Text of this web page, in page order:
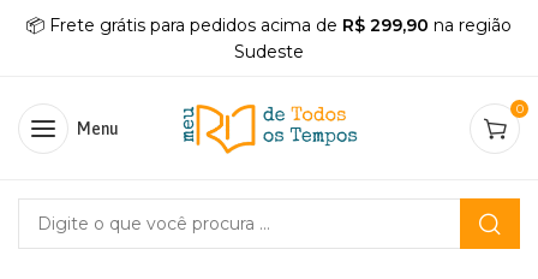
📦 Frete grátis para pedidos acima de R$ 299,90 na região
Sudeste
Menu
0